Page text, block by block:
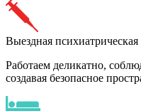
Выездная
Работаем деликатно,
создавая безопасное